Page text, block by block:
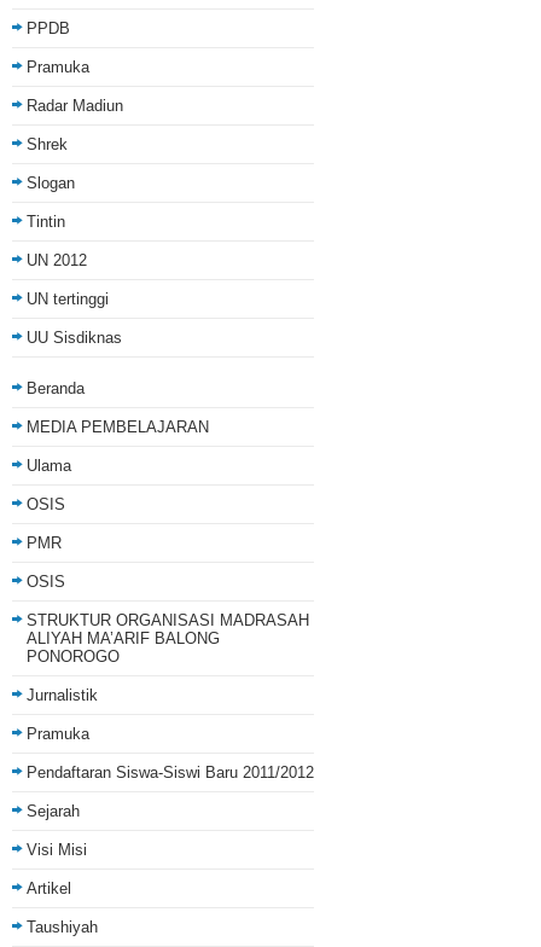
PPDB
Pramuka
Radar Madiun
Shrek
Slogan
Tintin
UN 2012
UN tertinggi
UU Sisdiknas
Beranda
MEDIA PEMBELAJARAN
Ulama
OSIS
PMR
OSIS
STRUKTUR ORGANISASI MADRASAH
ALIYAH MA’ARIF BALONG
PONOROGO
Jurnalistik
Pramuka
Pendaftaran Siswa-Siswi Baru 2011/2012
Sejarah
Visi Misi
Artikel
Taushiyah